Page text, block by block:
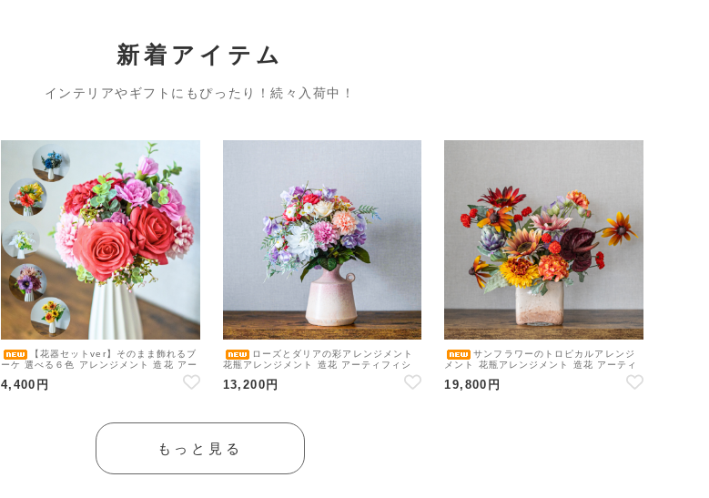
新着アイテム
インテリアやギフトにもぴったり！続々入荷中！
【花器セットver】そのまま飾れるブ
ーケ 選べる６色 アレンジメント 造花 アー
ティフィシャルフラワー ギフトにおすすめ
フラワーベース カラバリブーケ
4,400円
ローズとダリアの彩アレンジメント
花瓶アレンジメント 造花 アーティフィシ
13,200円
サンフラワーのトロピカルアレンジ
メント 花瓶アレンジメント 造花 アーティ
19,800円
もっと見る